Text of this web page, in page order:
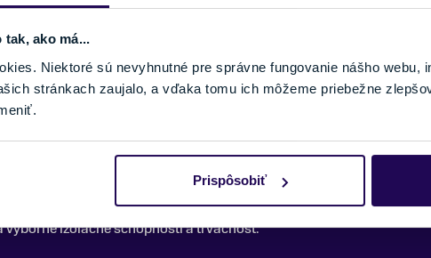
ako má...
Niektoré sú nevyhnutné pre správne fungovanie nášho webu,
stránkach zaujalo, a vďaka tomu ich môžeme priebežne
Prispôsobiť
tepelný komfort a pohodlie.
kontrolovaný pohyb a univerzálnosť použitia.
materiálom na výrobu rukavíc. Najčastejšie sa používa polyester,
materiálom. Je trvácnejšia a pružnejšia, ako iné materiály.
izolačné schopnosti a trvácnosť.